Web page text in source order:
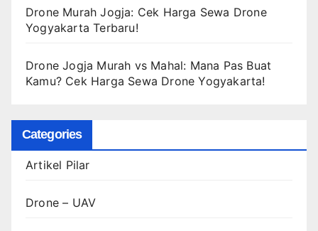
Drone Murah Jogja: Cek Harga Sewa Drone
Yogyakarta Terbaru!
Drone Jogja Murah vs Mahal: Mana Pas Buat
Kamu? Cek Harga Sewa Drone Yogyakarta!
Categories
Artikel Pilar
Drone – UAV